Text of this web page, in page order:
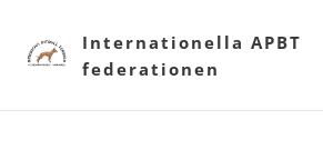
Internationella APBT
federationen